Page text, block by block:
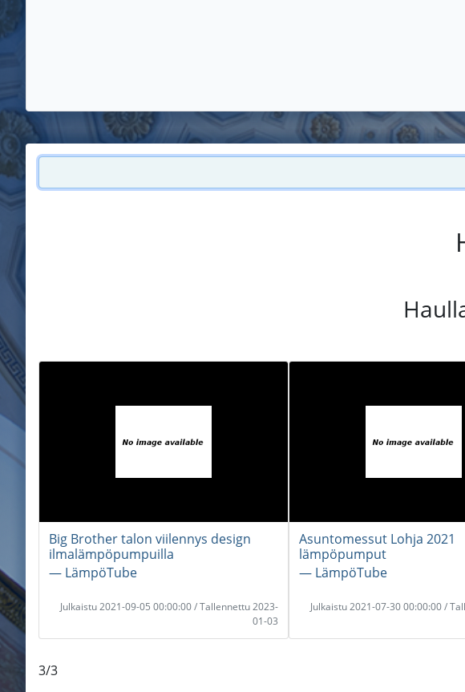
Big Brother talon viilennys design
ilmalämpöpumpuilla
― LämpöTube
Julkaistu 2021-09-05 00:00:00 / Tallennettu 2023-
01-03
Asuntomessut Lohja 2021
lämpöpumput
― LämpöTube
Julkaistu 2021-07-30 00:00:00 /
3/3